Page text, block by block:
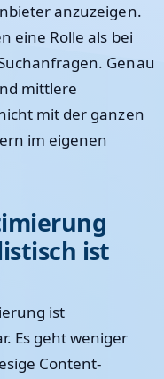
anzuzeigen.
eine Rolle als bei
Genau
mittlere
mit der ganzen
im eigenen
ist
ist
Es geht weniger
Content-